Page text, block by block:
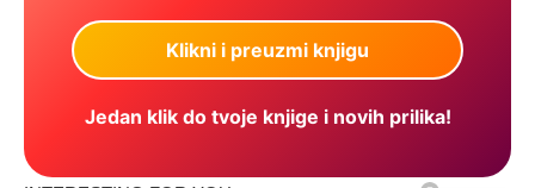
Jedan klik do tvoje knjige i novih prilika!